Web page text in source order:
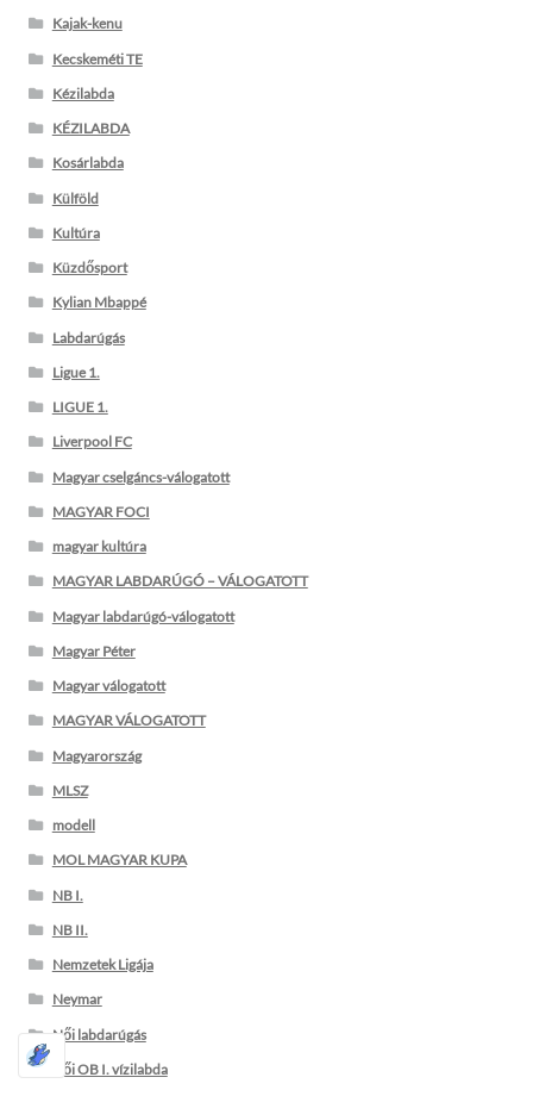
Kajak-kenu
Kecskeméti TE
Kézilabda
KÉZILABDA
Kosárlabda
Külföld
Kultúra
Küzdősport
Kylian Mbappé
Labdarúgás
Ligue 1.
LIGUE 1.
Liverpool FC
Magyar cselgáncs-válogatott
MAGYAR FOCI
magyar kultúra
MAGYAR LABDARÚGÓ – VÁLOGATOTT
Magyar labdarúgó-válogatott
Magyar Péter
Magyar válogatott
MAGYAR VÁLOGATOTT
Magyarország
MLSZ
modell
MOL MAGYAR KUPA
NB I.
NB II.
Nemzetek Ligája
Neymar
Női labdarúgás
Női OB I. vízilabda